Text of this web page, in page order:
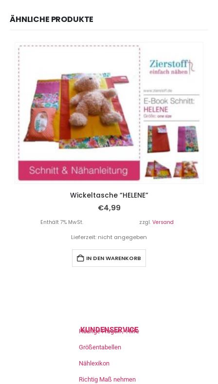
ÄHNLICHE PRODUKTE
Wickeltasche “HELENE”
€4,99
Enthält 7% MwSt. zzgl. Versand
Lieferzeit: nicht angegeben
IN DEN WARENKORB
KUNDENSERVICE
Häufige Fragen / Hilfe
Größentabellen
Nählexikon
Richtig Maß nehmen